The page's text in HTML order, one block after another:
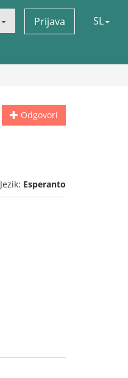
Prijava SL
Odgovori
Jezik: Esperanto